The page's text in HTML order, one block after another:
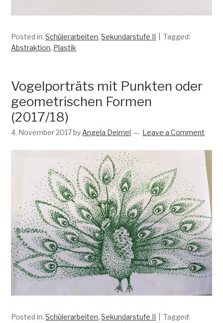
Posted in:Schülerarbeiten,Sekundarstufe II
Tagged:
Abstraktion, Plastik
Vogelporträts mit Punkten oder
geometrischen Formen
(2017/18)
4. November 2017by Angela Deimel Leave a Comment
Posted in:Schülerarbeiten,Sekundarstufe II
Tagged: